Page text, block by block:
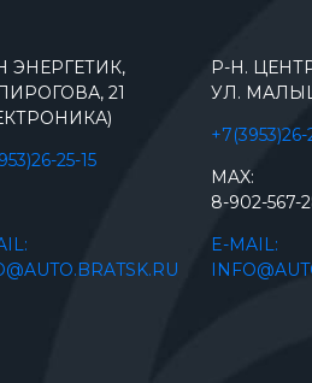
ЭНЕРГЕТИК,
21
25-15
Р-Н.
УЛ.
MAX:
8-902-567-
E-MAIL: